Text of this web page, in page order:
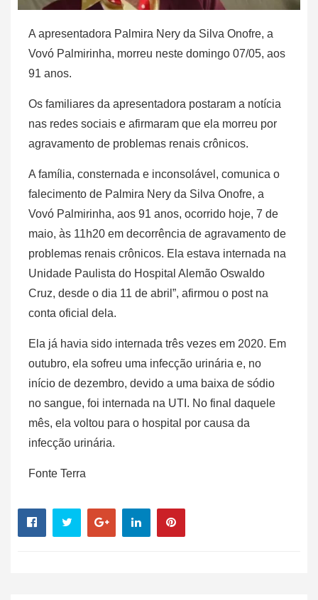
A apresentadora Palmira Nery da Silva Onofre, a
Vovó Palmirinha, morreu neste domingo 07/05, aos
91 anos.
Os familiares da apresentadora postaram a notícia
nas redes sociais e afirmaram que ela morreu por
agravamento de problemas renais crônicos.
A família, consternada e inconsolável, comunica o
falecimento de Palmira Nery da Silva Onofre, a
Vovó Palmirinha, aos 91 anos, ocorrido hoje, 7 de
maio, às 11h20 em decorrência de agravamento de
problemas renais crônicos. Ela estava internada na
Unidade Paulista do Hospital Alemão Oswaldo
Cruz, desde o dia 11 de abril”, afirmou o post na
conta oficial dela.
Ela já havia sido internada três vezes em 2020. Em
outubro, ela sofreu uma infecção urinária e, no
início de dezembro, devido a uma baixa de sódio
no sangue, foi internada na UTI. No final daquele
mês, ela voltou para o hospital por causa da
infecção urinária.
Fonte Terra